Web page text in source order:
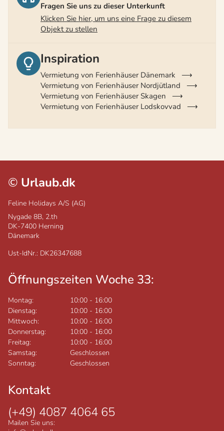
Fragen Sie uns zu dieser Unterkunft
Klicken Sie hier, um uns eine Frage zu diesem
Objekt zu stellen
Inspiration
Vermietung von Ferienhäuser Dänemark
Vermietung von Ferienhäuser Nordjütland
Vermietung von Ferienhäuser Skagen
Vermietung von Ferienhäuser Lodskovvad
© Urlaub.dk
Feline Holidays A/S (AG)
Nygade 8B, 2.th
DK-7400 Herning
Dänemark
Ust-IdNr.: DK26347688
Öffnungszeiten Woche 33:
Montag: 10:00 - 16:00
Dienstag:
10:00 - 16:00
Mittwoch:
10:00 - 16:00
Donnerstag:
10:00 - 16:00
Freitag:
10:00 - 16:00
Samstag:
Geschlossen
Sonntag:
Geschlossen
Kontakt
(+49) 4087 4064 65
Mailen Sie uns: